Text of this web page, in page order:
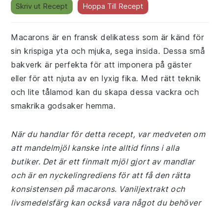
Skriv ut Recept Hoppa Till Recept
Macarons är en fransk delikatess som är känd för
sin krispiga yta och mjuka, sega insida. Dessa små
bakverk är perfekta för att imponera på gäster
eller för att njuta av en lyxig fika. Med rätt teknik
och lite tålamod kan du skapa dessa vackra och
smakrika godsaker hemma.
När du handlar för detta recept, var medveten om
att mandelmjöl kanske inte alltid finns i alla
butiker. Det är ett finmalt mjöl gjort av mandlar
och är en nyckelingrediens för att få den rätta
konsistensen på macarons. Vaniljextrakt och
livsmedelsfärg kan också vara något du behöver